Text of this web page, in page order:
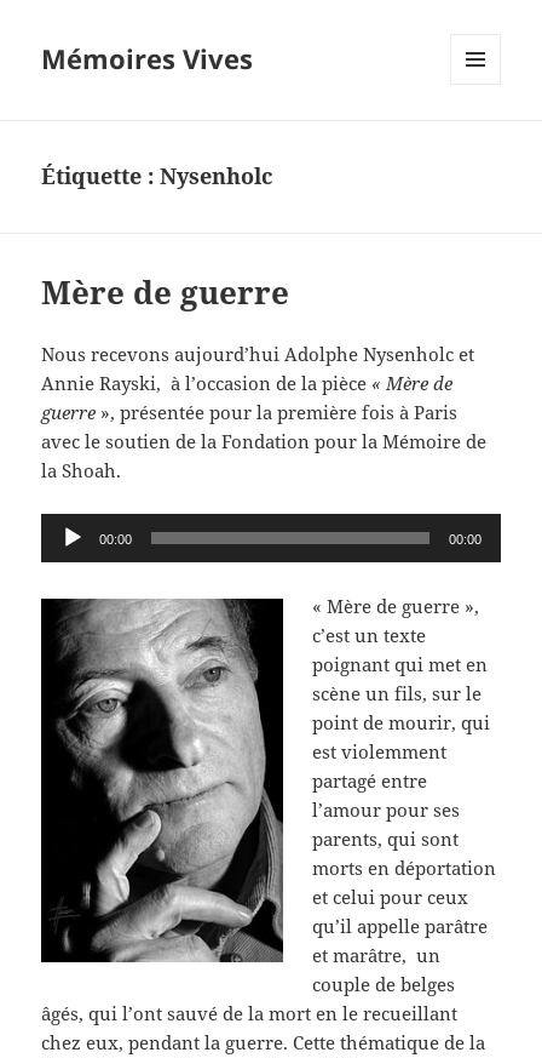
Mémoires Vives
Étiquette :Nysenholc
Mère de guerre
Nous recevons aujourd’hui Adolphe Nysenholc et
Annie Rayski, à l’occasion de la pièce « Mère de
guerre », présentée pour la première fois à Paris
avec le soutien de la Fondation pour la Mémoire de
la Shoah.
Lecteur
audio
00:00 00:00
« Mère de guerre »,
c’est un texte
poignant qui met en
scène un fils, sur le
point de mourir, qui
est violemment
partagé entre
l’amour pour ses
parents, qui sont
morts en déportation
et celui pour ceux
qu’il appelle parâtre
et marâtre, un
couple de belges
âgés, qui l’ont sauvé de la mort en le recueillant
chez eux, pendant la guerre. Cette thématique de la